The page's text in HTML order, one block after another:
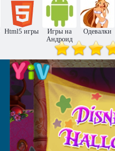
Преображение
айдола в стиле
К-Поп
Велоура
Гардероб
Html5 игры
Игры на
Андроид
Одевалки